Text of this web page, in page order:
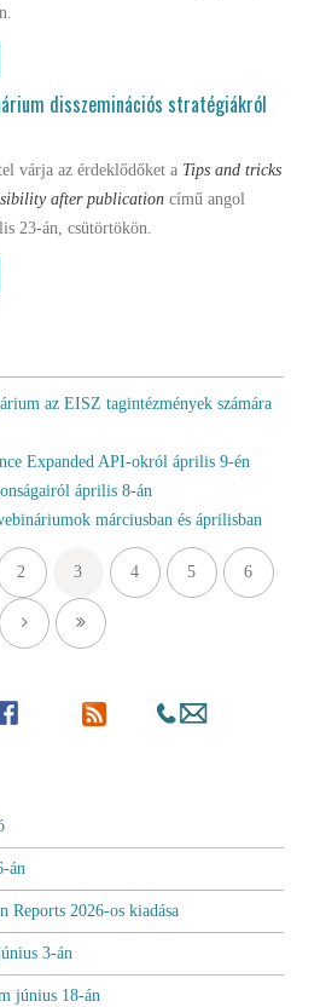
disszeminációs stratégiákról
várja az érdeklődőket a Tips and tricks
after publication című angol
23-án, csütörtökön.
az EISZ tagintézmények számára
Expanded API-okról április 9-én
április 8-án
márciusban és áprilisban
2 3 4 5 6
án
Reports 2026-os kiadása
3-án
június 18-án